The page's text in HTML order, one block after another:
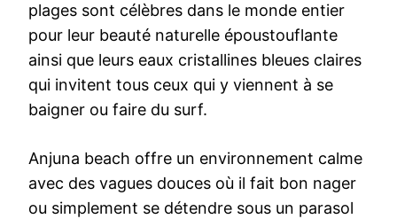
plages sont célèbres dans le monde entier
pour leur beauté naturelle époustouflante
ainsi que leurs eaux cristallines bleues claires
qui invitent tous ceux qui y viennent à se
baigner ou faire du surf.
Anjuna beach offre un environnement calme
avec des vagues douces où il fait bon nager
ou simplement se détendre sous un parasol